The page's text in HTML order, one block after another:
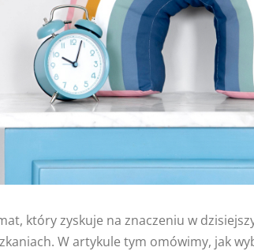
który zyskuje na znaczeniu w
W artykule tym omówimy, jak